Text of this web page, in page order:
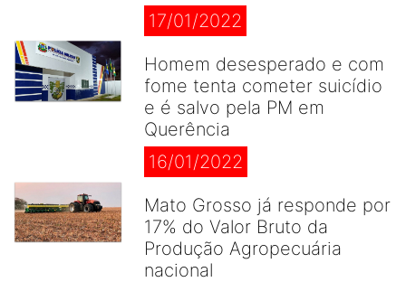
17/01/2022
Homem desesperado e com
fome tenta cometer suicídio
e é salvo pela PM em
Querência
16/01/2022
Mato Grosso já responde por
17% do Valor Bruto da
Produção Agropecuária
nacional